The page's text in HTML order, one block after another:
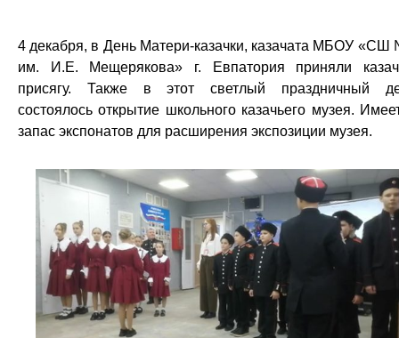
4 декабря, в День Матери-казачки, казачата МБОУ «СШ
им. И.Е. Мещерякова» г. Евпатория приняли
присягу. Также в этот светлый праздничный
состоялось открытие школьного казачьего музея.
запас экспонатов для расширения экспозиции музея.